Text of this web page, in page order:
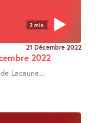
2 min
21 Décembre 2022
2022
Lacaune...